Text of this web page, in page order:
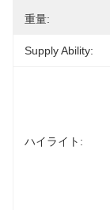
重量:
Supply Ability:
ハイライト: